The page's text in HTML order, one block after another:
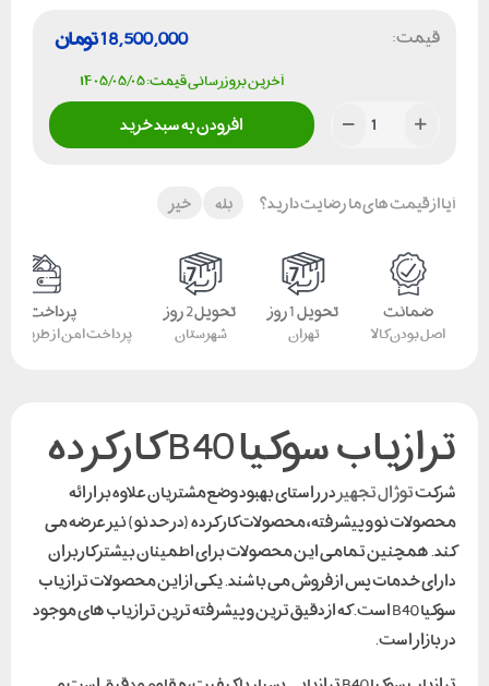
قیمت:
تومان18,500,000
آخرین بروزرسانی قیمت: ۱۴۰۵/۰۵/۰۵
افزودن به سبد خرید
آیا از قیمت های ما رضایت دارید؟ بله خیر
ضمانت
اصل بودن کالا
تحویل 1 روز
تهران
تحویل 2 روز
شهرستان
پرداخت امن
پرداخت امن از طریق
ترازیاب سوکیا B40 کارکرده
شرکتتوژال تجهیزدر راستای بهبود وضع مشتریان علاوه بر ارائه
محصولات نو و پیشرفته، محصولات کار کرده (در حد نو) نیز عرضه می
کند. همچنین تمامی این محصولات برای اطمینان بیشتر کاربران
دارای خدمات پس از فروش می باشند. یکی از این محصولات تراز یاب
سوکیا B40 است. که از دقیق ترین و پیشرفته ترین تراز یاب های موجود
در بازار است.